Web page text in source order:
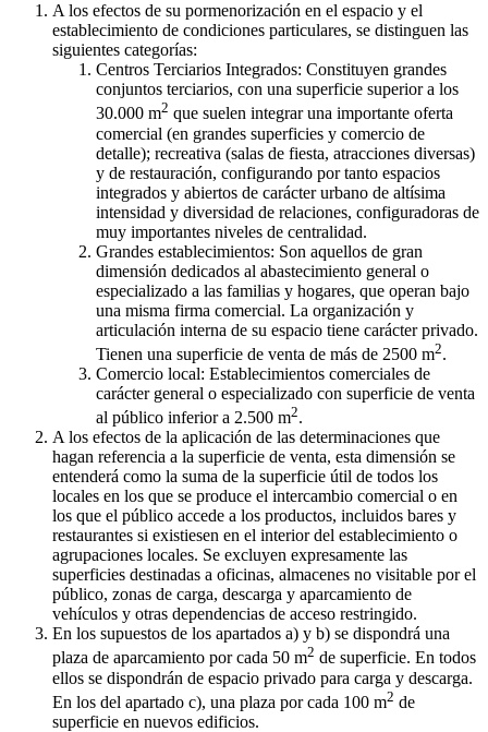
A los efectos de su pormenorización en el espacio y el
establecimiento de condiciones particulares, se distinguen las
siguientes categorías:
Centros Terciarios Integrados: Constituyen grandes
conjuntos terciarios, con una superficie superior a los
30.000 m2 que suelen integrar una importante oferta
comercial (en grandes superficies y comercio de
detalle); recreativa (salas de fiesta, atracciones diversas)
y de restauración, configurando por tanto espacios
integrados y abiertos de carácter urbano de altísima
intensidad y diversidad de relaciones, configuradoras de
muy importantes niveles de centralidad.
Grandes establecimientos: Son aquellos de gran
dimensión dedicados al abastecimiento general o
especializado a las familias y hogares, que operan bajo
una misma firma comercial. La organización y
articulación interna de su espacio tiene carácter privado.
Tienen una superficie de venta de más de 2500 m2.
Comercio local: Establecimientos comerciales de
carácter general o especializado con superficie de venta
al público inferior a 2.500 m2.
A los efectos de la aplicación de las determinaciones que
hagan referencia a la superficie de venta, esta dimensión se
entenderá como la suma de la superficie útil de todos los
locales en los que se produce el intercambio comercial o en
los que el público accede a los productos, incluidos bares y
restaurantes si existiesen en el interior del establecimiento o
agrupaciones locales. Se excluyen expresamente las
superficies destinadas a oficinas, almacenes no visitable por el
público, zonas de carga, descarga y aparcamiento de
vehículos y otras dependencias de acceso restringido.
En los supuestos de los apartados a) y b) se dispondrá una
plaza de aparcamiento por cada 50 m2 de superficie. En todos
ellos se dispondrán de espacio privado para carga y descarga.
En los del apartado c), una plaza por cada 100 m2 de
superficie en nuevos edificios.